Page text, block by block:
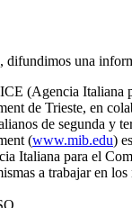
difundimos una
(Agencia Italiana
de Trieste, en
de segunda y
(www.mib.edu)
Italiana para el
a trabajar en